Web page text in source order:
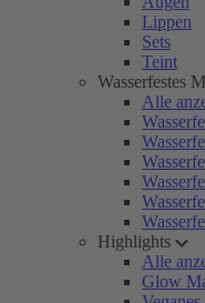
Lippen
Sets
Teint
Wasserfestes
Alle
Highlights
Alle
Glow